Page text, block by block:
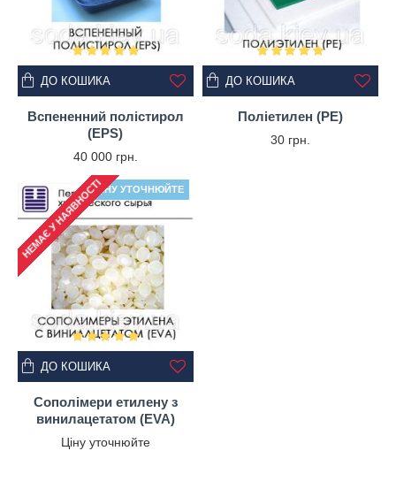
Вспененний полістирол
(EPS)
40 000 грн.
ДО КОШИКА
Поліетилен (PE)
30 грн.
ДО КОШИКА
ЦІНУ УТОЧНЮЙТЕ
НЕМАЄ У НАЯВНОСТІ
Сополімери етилену з
винилацетатом (EVA)
Ціну уточнюйте
ДО КОШИКА